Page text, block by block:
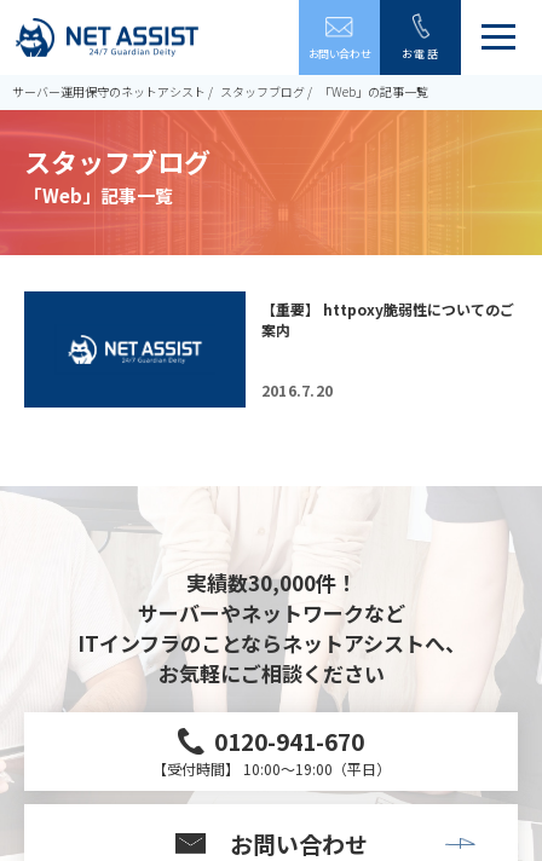
お問い合わせ お電話
メ
ー
サーバー運用保守のネットアシスト スタッフブログ 「Web」の記事一覧
スタッフブログ
「Web」記事一覧
【重要】 httpoxy脆弱性についてのご
案内
2016.7.20
実績数30,000件！
サーバーやネットワークなど
ITインフラのことならネットアシストへ、
お気軽にご相談ください
0120-941-670
【受付時間】 10:00～19:00（平日）
お問い合わせ